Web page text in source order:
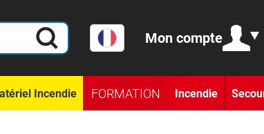
Mon compte
Incendie FORMATION Incendie